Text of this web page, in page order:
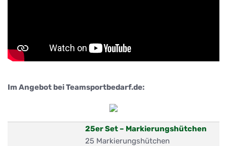
Im Angebot bei Teamsportbedarf.de:
25er Set – Markierungshütchen
25 Markierungshütchen